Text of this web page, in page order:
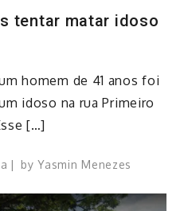
tentar matar idoso
homem de 41 anos foi
idoso na rua Primeiro
[…]
byYasmin Menezes